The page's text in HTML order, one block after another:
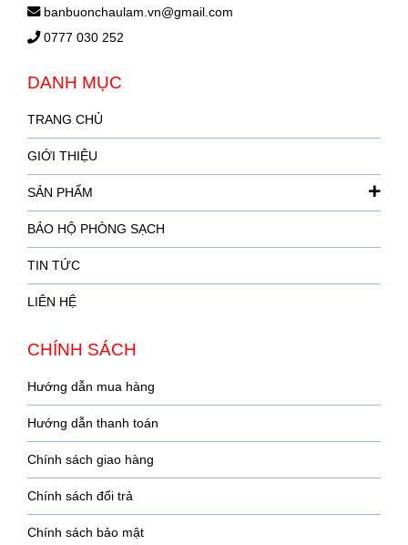
banbuonchaulam.vn@gmail.com
0777 030 252
DANH MỤC
TRANG CHỦ
GIỚI THIỆU
SẢN PHẨM
BẢO HỘ PHÒNG SẠCH
TIN TỨC
LIÊN HỆ
CHÍNH SÁCH
Hướng dẫn mua hàng
Hướng dẫn thanh toán
Chính sách giao hàng
Chính sách đổi trả
Chính sách bảo mật